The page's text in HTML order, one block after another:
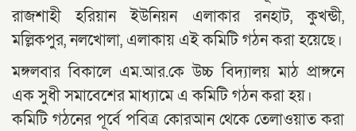
রাজশাহী হরিয়ান ইউনিয়ন এলাকার রনহাট, কুখন্ডী,
মল্লিকপুর, নলখোলা, এলাকায় এই কমিটি গঠন করা হয়েছে।
মঙ্গলবার বিকালে এম.আর.কে উচ্চ বিদ্যালয় মাঠ প্রাঙ্গনে
এক সুধী সমাবেশের মাধ্যামে এ কমিটি গঠন করা হয়।
কমিটি গঠনের পূর্বে পবিত্র কোরআন থেকে তেলাওয়াত করা